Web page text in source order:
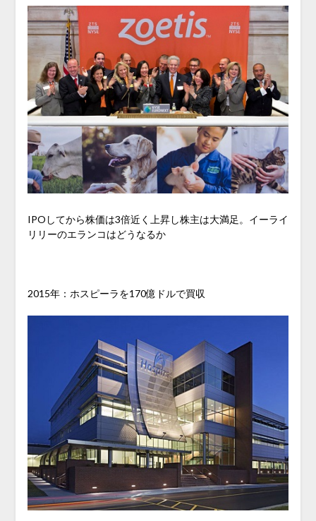
IPOしてから株価は3倍近く上昇し株主は大満足。イーライ
リリーのエランコはどうなるか
2015年：ホスピーラを170億ドルで買収